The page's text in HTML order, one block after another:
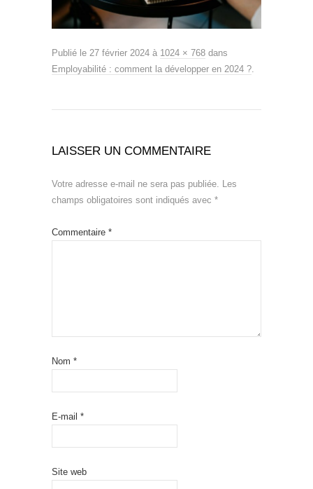
Publié le 27 février 2024 à 1024 × 768 dans
Employabilité : comment la développer en 2024 ?.
LAISSER UN COMMENTAIRE
Votre adresse e-mail ne sera pas publiée. Les
champs obligatoires sont indiqués avec *
Commentaire *
Nom *
E-mail *
Site web